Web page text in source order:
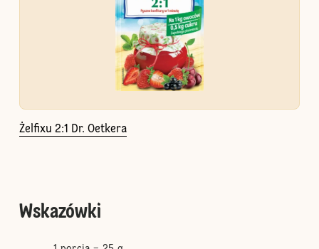
Żelfixu 2:1 Dr. Oetkera
Wskazówki